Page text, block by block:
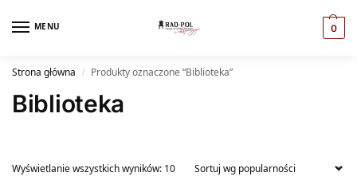
MENU 0
Strona główna / Produkty oznaczone “Biblioteka”
Biblioteka
Wyświetlanie wszystkich wyników: 10